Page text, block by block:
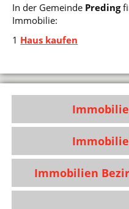
In der Gemeinde Preding
Immobilie:
1 Haus kaufen
Immobilien